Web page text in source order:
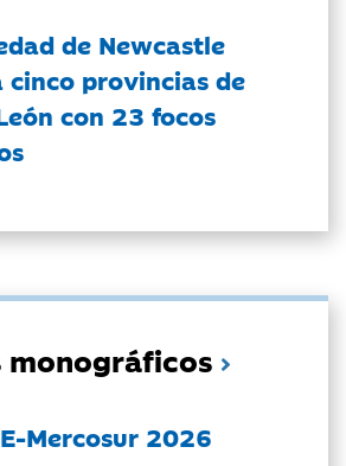
de Newcastle
cinco provincias de
con 23 focos
monográficos
Mercosur 2026